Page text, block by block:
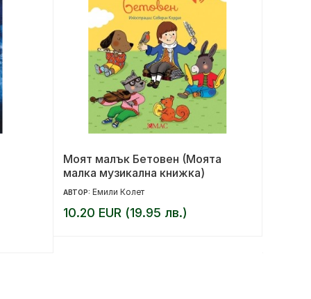
Моят малък Бетовен (Моята
малка музикална книжка)
АВТОР: Емили Колет
10.20 EUR (19.95 лв.)